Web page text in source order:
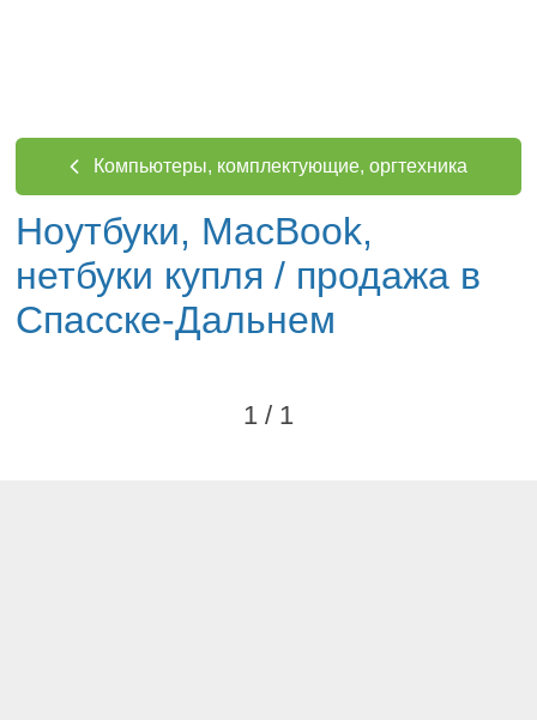
Компьютеры, комплектующие, оргтехника
Ноутбуки, MacBook,
нетбуки купля / продажа в
Спасске-Дальнем
1 / 1